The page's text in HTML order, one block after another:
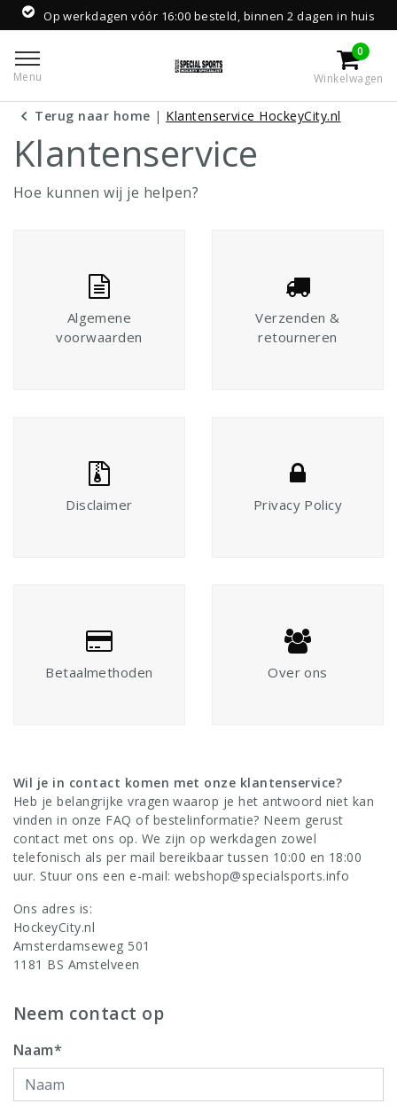
werkdagen vóór 16:00 besteld, binnen 2 dagen in huis
Menu
0
Winkelwagen
Terug naar home | Klantenservice HockeyCity.nl
Klantenservice
Hoe kunnen wij je helpen?
Algemene
voorwaarden
Verzenden &
retourneren
Disclaimer Privacy Policy
Betaalmethoden Over ons
Wil je in contact komen met onze klantenservice?
Heb je belangrijke vragen waarop je het antwoord niet kan
vinden in onze FAQ of bestelinformatie? Neem gerust
contact met ons op. We zijn op werkdagen zowel
telefonisch als per mail bereikbaar tussen 10:00 en 18:00
uur. Stuur ons een e-mail: webshop@specialsports.info
Ons adres is:
HockeyCity.nl
Amsterdamseweg 501
1181 BS Amstelveen
Neem contact op
Naam*